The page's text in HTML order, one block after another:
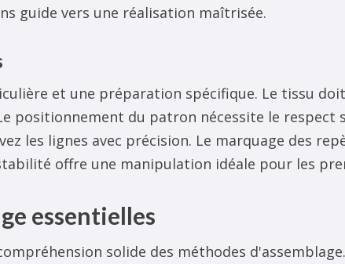
guide vers une réalisation maîtrisée.
et une préparation spécifique. Le tissu
positionnement du patron nécessite le respect
les lignes avec précision. Le marquage des
offre une manipulation idéale pour les
essentielles
solide des méthodes